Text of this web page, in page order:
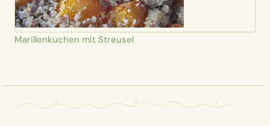
Marillenkuchen mit Streusel